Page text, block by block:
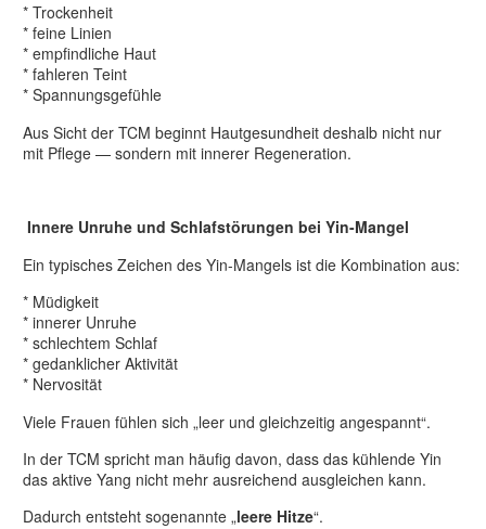
* Trockenheit
* feine Linien
* empfindliche Haut
* fahleren Teint
* Spannungsgefühle
Aus Sicht der TCM beginnt Hautgesundheit deshalb nicht nur
mit Pflege — sondern mit innerer Regeneration.
Innere Unruhe und Schlafstörungen bei Yin-Mangel
Ein typisches Zeichen des Yin-Mangels ist die Kombination aus:
* Müdigkeit
* innerer Unruhe
* schlechtem Schlaf
* gedanklicher Aktivität
* Nervosität
Viele Frauen fühlen sich „leer und gleichzeitig angespannt“.
In der TCM spricht man häufig davon, dass das kühlende Yin
das aktive Yang nicht mehr ausreichend ausgleichen kann.
Dadurch entsteht sogenannte „leere Hitze“.